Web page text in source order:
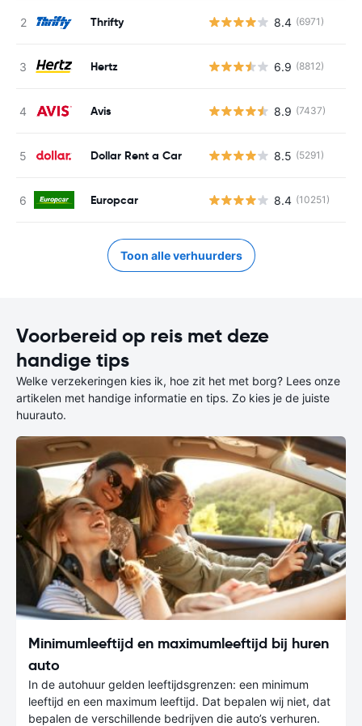
Thrifty 8.4 (6971)
Hertz 6.9 (8812)
Avis 8.9 (7437)
Dollar Rent a Car 8.5 (5291)
Europcar 8.4 (10251)
Toon alle verhuurders
Voorbereid op reis met deze
handige tips
Welke verzekeringen kies ik, hoe zit het met borg? Lees onze
artikelen met handige informatie en tips. Zo kies je de juiste
huurauto.
Minimumleeftijd en maximumleeftijd bij huren
auto
In de autohuur gelden leeftijdsgrenzen: een minimum
leeftijd en een maximum leeftijd. Dat bepalen wij niet, dat
bepalen de verschillende bedrijven die auto’s verhuren.